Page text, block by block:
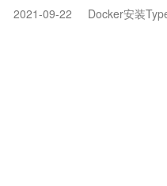
2021-09-22
Docker安装